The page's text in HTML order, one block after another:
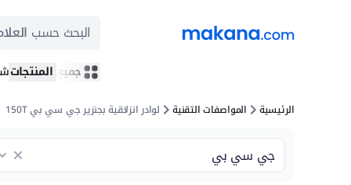
البحث حسب
جميع المنتجات
الرئيسية المواصفات التقنية لوادر انزلاقية بجنزير جي سي بي 150T